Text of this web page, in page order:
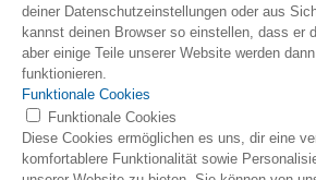
deiner Datenschutzeinstellungen oder aus
kannst deinen Browser so einstellen, dass er
aber einige Teile unserer Website werden
funktionieren.
Funktionale Cookies
Funktionale Cookies
Diese Cookies ermöglichen es uns, dir eine
komfortablere Funktionalität sowie